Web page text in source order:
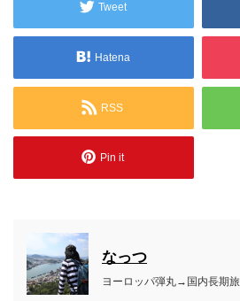
Tweet
Hatena
RSS
Pin it
なっつ
ヨーロッパ弾丸→国内長期旅